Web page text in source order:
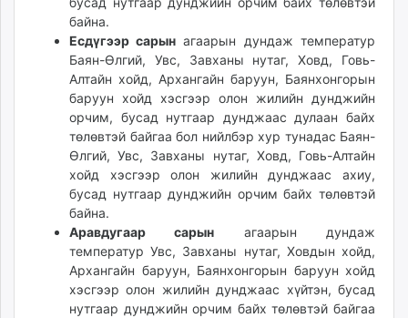
unegui.mn
paparazzi.mn
unread.today
байна.
Есдүгээр сарын агаарын дундаж температур
Баян-Өлгий, Увс, Завханы нутаг, Ховд, Говь-
Алтайн хойд, Архангайн баруун, Баянхонгорын
баруун хойд хэсгээр олон жилийн дунджийн
орчим, бусад нутгаар дунджаас дулаан байх
төлөвтэй байгаа бол нийлбэр хур тунадас Баян-
Өлгий, Увс, Завханы нутаг, Ховд, Говь-Алтайн
хойд хэсгээр олон жилийн дунджаас ахиу,
бусад нутгаар дунджийн орчим байх төлөвтэй
байна.
Аравдугаар сарын агаарын дундаж
температур Увс, Завханы нутаг, Ховдын хойд,
Архангайн баруун, Баянхонгорын баруун хойд
хэсгээр олон жилийн дунджаас хүйтэн, бусад
нутгаар дунджийн орчим байх төлөвтэй байгаа